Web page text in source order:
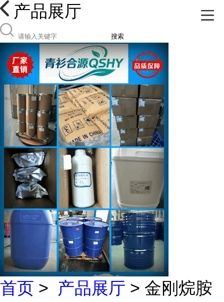
产品展厅
搜索
首页 > 产品展厅 > 金刚烷胺